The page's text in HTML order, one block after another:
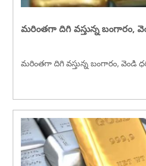
మరింతగా దిగి వస్తున్న బంగారం,
మరింతగా దిగి వస్తున్న బంగారం, వెండి